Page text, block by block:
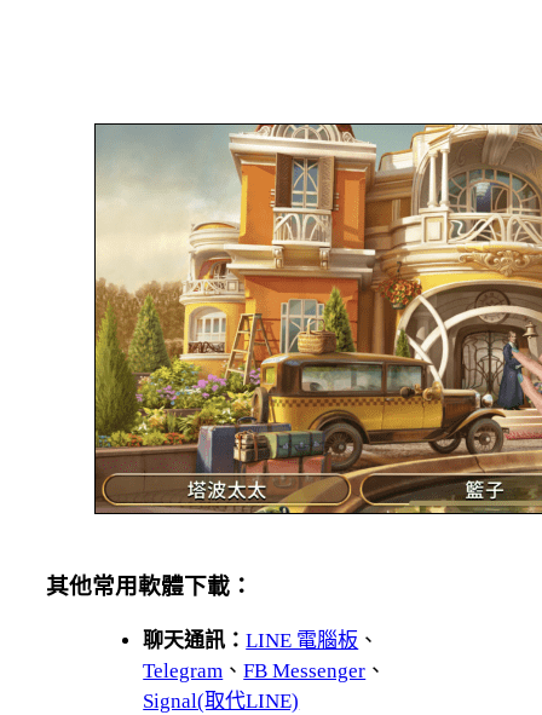
其他常用軟體下載：
聊天通訊：LINE 電腦板 、
Telegram 、FB Messenger 、
Signal(取代LINE)